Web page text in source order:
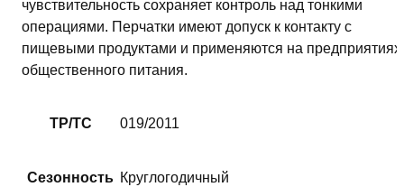
чувствительность сохраняет контроль над тонкими
операциями. Перчатки имеют допуск к контакту с
пищевыми продуктами и применяются на предприятиях
общественного питания.
ТР/ТС 019/2011
Сезонность Круглогодичный